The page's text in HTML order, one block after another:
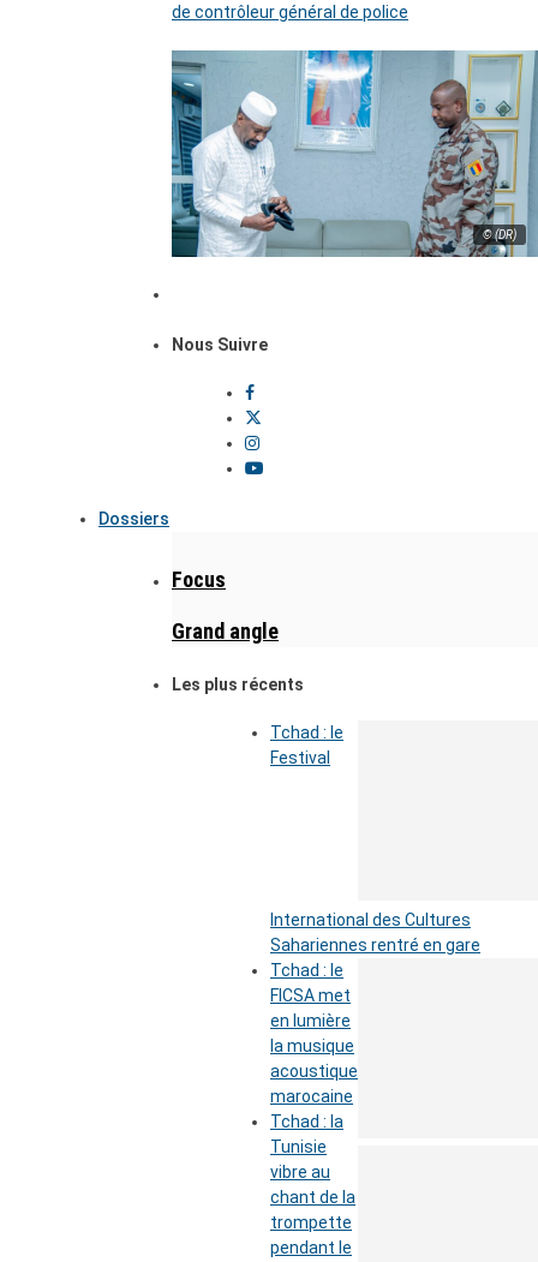
de contrôleur général de police
© (DR)
Nous Suivre
Dossiers
Focus
Grand angle
Les plus récents
Tchad : le
Festival
International des Cultures
Sahariennes rentré en gare
Tchad : le
FICSA met
en lumière
la musique
acoustique
marocaine
Tchad : la
Tunisie
vibre au
chant de la
trompette
pendant le